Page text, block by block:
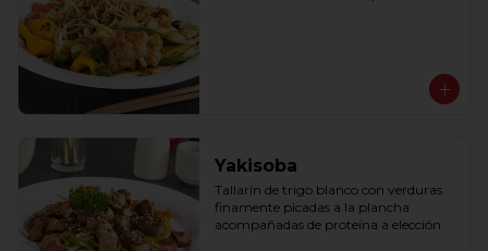
Yakisoba
Tallarín de trigo blanco con verduras
finamente picadas a la plancha
acompañadas de proteína a elección